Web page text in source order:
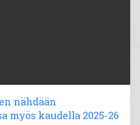
nähdään
myös kaudella 2025-26